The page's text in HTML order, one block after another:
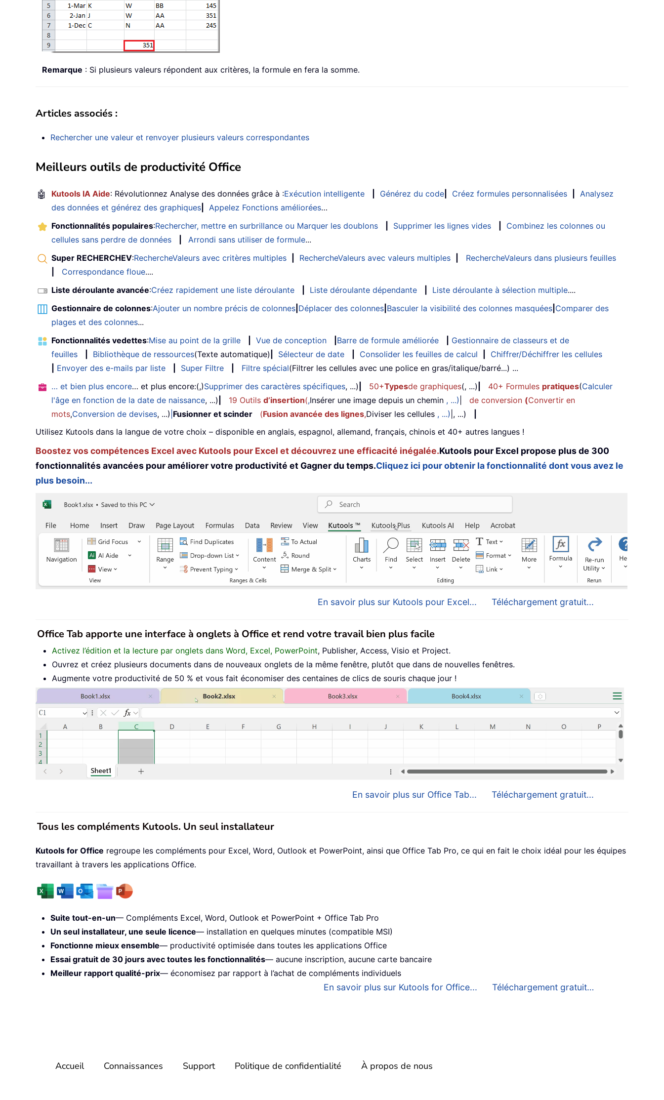
Remarque : Si plusieurs valeurs répondent aux critères, la formule en fera la somme.
Articles associés :
Rechercher une valeur et renvoyer plusieurs valeurs correspondantes
Meilleurs outils de productivité Office
🤖 Kutools IA Aide: Révolutionnez Analyse des données grâce à :Exécution intelligente Générez du code Créez formules personnalisées
Analysez
des données et générez des graphiques
Appelez Fonctions améliorées…
Fonctionnalités populaires:Rechercher, mettre en surbrillance ou Marquer les doublons Supprimer les lignes vides
Combinez les colonnes ou
cellules sans perdre de données
Arrondi sans utiliser de formule...
Super RECHERCHEV:RechercheValeurs avec critères multiples RechercheValeurs avec valeurs multiples
RechercheValeurs dans plusieurs feuilles
Correspondance floue....
Liste déroulante avancée:Créez rapidement une liste déroulante Liste déroulante dépendante Liste déroulante à sélection multiple....
Gestionnaire de colonnes:Ajouter un nombre précis de colonnes Déplacer des colonnes Basculer la visibilité des colonnes masquées Comparer des
plages et des colonnes...
Fonctionnalités vedettes:Mise au point de la grille Vue de conception Barre de formule améliorée
Gestionnaire de classeurs et de
feuilles
Bibliothèque de ressources(Texte automatique) Sélecteur de date Consolider les feuilles de calcul
Chiffrer/Déchiffrer les cellules
Envoyer des e-mails par liste Super Filtre Filtre spécial(Filtrer les cellules avec une police en gras/italique/barré...) ...
… et bien plus encore… et plus encore:(,)Supprimer des caractères spécifiques, ...) 50+Typesde graphiques(, ...) 40+ Formules pratiques(Calculer
l'âge en fonction de la date de naissance, ...) 19 Outils d’insertion(,Insérer une image depuis un chemin , ...) de conversion (Convertir en
mots,Conversion de devises, ...) Fusionner et scinder (Fusion avancée des lignes,Diviser les cellules , ...) |, ...)
Utilisez Kutools dans la langue de votre choix – disponible en anglais, espagnol, allemand, français, chinois et 40+ autres langues !
Boostez vos compétences Excel avec Kutools pour Excel et découvrez une efficacité inégalée.Kutools pour Excel propose plus de 300
fonctionnalités avancées pour améliorer votre productivité et Gagner du temps.Cliquez ici pour obtenir la fonctionnalité dont vous avez le
plus besoin...
En savoir plus sur Kutools pour Excel... Téléchargement gratuit...
Office Tab apporte une interface à onglets à Office et rend votre travail bien plus facile
Activez l’édition et la lecture par onglets dans Word, Excel, PowerPoint, Publisher, Access, Visio et Project.
Ouvrez et créez plusieurs documents dans de nouveaux onglets de la même fenêtre, plutôt que dans de nouvelles fenêtres.
Augmente votre productivité de 50 % et vous fait économiser des centaines de clics de souris chaque jour !
En savoir plus sur Office Tab... Téléchargement gratuit...
Tous les compléments Kutools. Un seul installateur
Kutools for Office regroupe les compléments pour Excel, Word, Outlook et PowerPoint, ainsi que Office Tab Pro, ce qui en fait le choix idéal pour les équipes
travaillant à travers les applications Office.
Suite tout-en-un— Compléments Excel, Word, Outlook et PowerPoint + Office Tab Pro
Un seul installateur, une seule licence— installation en quelques minutes (compatible MSI)
Fonctionne mieux ensemble— productivité optimisée dans toutes les applications Office
Essai gratuit de 30 jours avec toutes les fonctionnalités— aucune inscription, aucune carte bancaire
Meilleur rapport qualité-prix— économisez par rapport à l’achat de compléments individuels
En savoir plus sur Kutools for Office... Téléchargement gratuit…
Accueil Connaissances Support Politique de confidentialité À propos de nous